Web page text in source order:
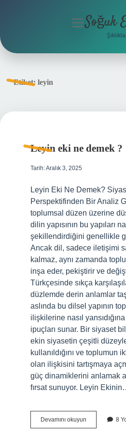
menüyü
Soğuk
Etiket: leyin
Leyin eki ne demek ?
Tarih: Aralık 3, 2025
Leyin Eki Ne Demek?
Perspektifinden Bir Analiz
toplumsal düzen üzerine
dilin yapısının bu yapıları
şekillendirdiğini genellikle
Ancak dil, sadece iletişimi
kalmaz, aynı zamanda
inşa eder, pekiştirir ve
Türkçesinde sıkça
düzlemde derin anlamlar
aslında bu dilsel yapının
ilişkilerine nasıl
ipuçları sunar. Bir siyaset
ekin siyasetin çeşitli
kullanıldığını ve toplumun
olan ilişkisini tartışmaya
güç dinamiklerini anlamak
fırsat sunuyor. Leyin
Devamını okuyun
eki
8